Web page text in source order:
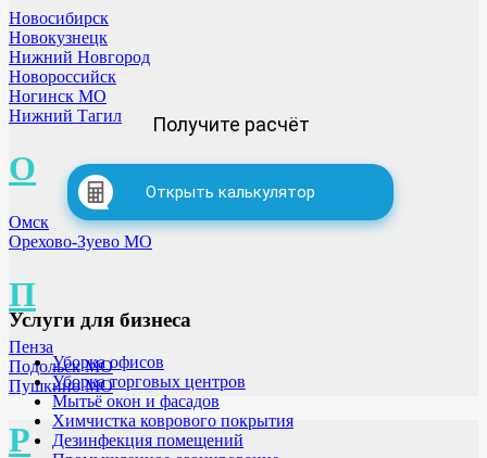
Новосибирск
Новокузнецк
Нижний Новгород
Новороссийск
Ногинск МО
Нижний Тагил
О
Омск
Орехово-Зуево МО
П
Пенза
Подольск МО
Пушкино МО
Р
Получите расчёт
Открыть калькулятор
Услуги для бизнеса
Уборка офисов
Уборка торговых центров
Мытьё окон и фасадов
Химчистка коврового покрытия
Дезинфекция помещений